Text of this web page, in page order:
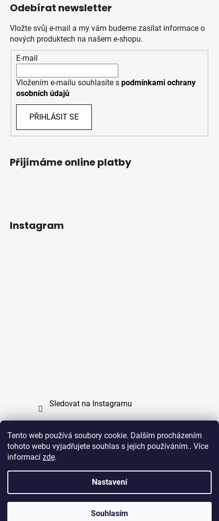
Tento web používá soubory cookie. Dalším procházením
tohoto webu vyjadřujete souhlas s jejich používáním.. Více
informací zde.
Nastavení
Souhlasím
Odebírat newsletter
Vložte svůj e-mail a my vám budeme zasílat informace o
nových produktech na našem e-shopu.
E-mail
Vložením e-mailu souhlasíte s podmínkami ochrany
osobních údajů
PŘIHLÁSIT SE
Přijímáme online platby
Instagram
Sledovat na Instagramu
Copyright (c) 2011 - 2026 zoo-branik.cz - Všechna
Vytvořil Shoptet